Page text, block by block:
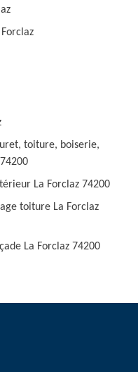
toiture, boiserie,
La Forclaz 74200
toiture La Forclaz
La Forclaz 74200